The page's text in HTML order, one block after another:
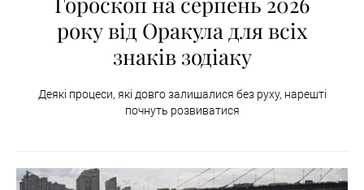
року від Оракула для всіх
знаків зодіаку
Деякі процеси, які довго залишалися без руху, нарешті
почнуть розвиватися